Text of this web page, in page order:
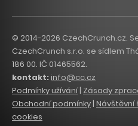
© 2014-2026 CzechCrunch.cz.
CzechCrunch s.r.o. se sídlem
186 00. IČ 01465562.
kontakt:info@cc.cz
Podmínky užívání| Zásady
Obchodní podmínky | Návštěvní
cookies